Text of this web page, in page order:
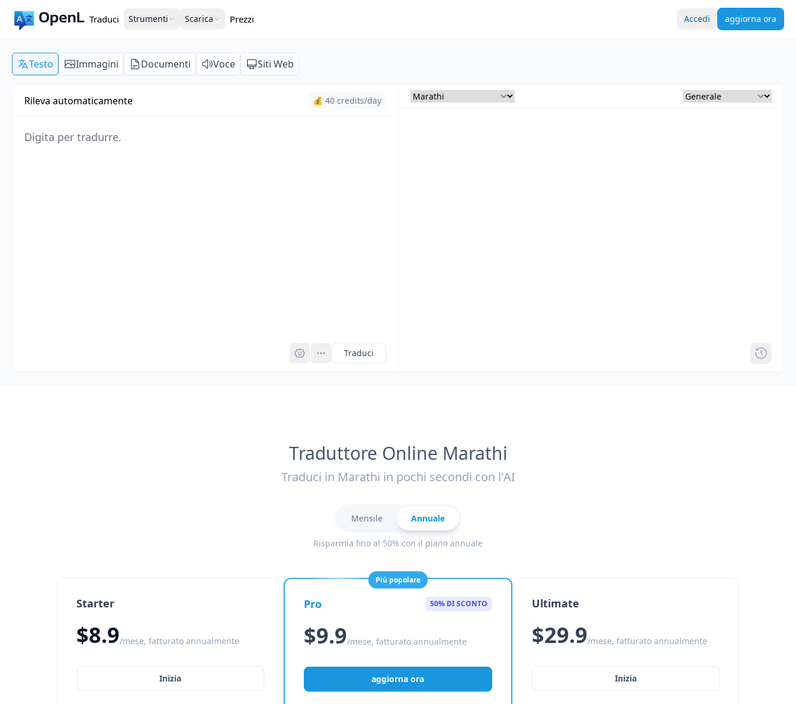
Traduci Strumenti Scarica Prezzi Accedi aggiorna ora
Testo Immagini Documenti Voce Siti Web
Rileva automaticamente 💰 40 credits/day
Traduci
Traduttore Online Marathi
Traduci in Marathi in pochi secondi con l'AI
Mensile Annuale
Risparmia fino al 50% con il piano annuale
Starter
$8.9/mese, fatturato annualmente
Inizia
Più popolare
Pro 50% DI SCONTO
$9.9/mese, fatturato annualmente
aggiorna ora
Ultimate
$29.9/mese, fatturato annualmente
Inizia